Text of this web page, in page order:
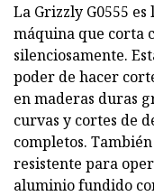
La Grizzly G0555
máquina que corta
silenciosamente.
poder de hacer
en maderas duras
curvas y cortes de
completos.
resistente para
aluminio fundido